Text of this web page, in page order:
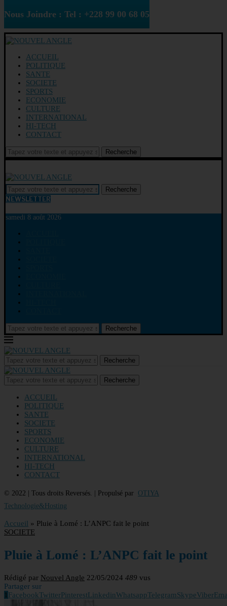
Nous Joindre : Tel : +228 99 00 68 05
ACCUEIL
POLITIQUE
SANTE
SOCIETE
SPORTS
ECONOMIE
CULTURE
INTERNATIONAL
HI-TECH
CONTACT
Recherche
Recherche
NEWSLETTER
samedi 8 août 2026
Recherche
Recherche
Recherche
ACCUEIL
POLITIQUE
SANTE
SOCIETE
SPORTS
ECONOMIE
CULTURE
INTERNATIONAL
HI-TECH
CONTACT
© 2022 | Tous droits Reversés. | Propulsé par OTIYA
Technologie&Hosting
Accueil » Pluie à Lomé : L’ANPC fait le point
SOCIETE
Pluie à Lomé : L’ANPC fait le point
Rédigé par Nouvel Angle 22/05/2024 489 vus
Partager sur
1 FacebookTwitterPinterestLinkedinWhatsappTelegramSkypeViber